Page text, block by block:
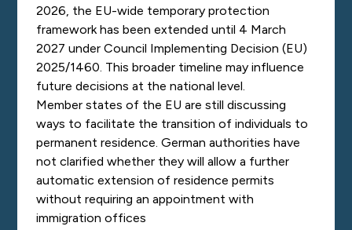
2026, the EU-wide temporary protection
framework has been extended until 4 March
2027 under Council Implementing Decision (EU)
2025/1460. This broader timeline may influence
future decisions at the national level.
Member states of the EU are still discussing
ways to facilitate the transition of individuals to
permanent residence. German authorities have
not clarified whether they will allow a further
automatic extension of residence permits
without requiring an appointment with
immigration offices